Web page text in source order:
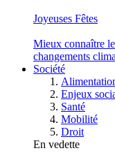
Joyeuses Fêtes
Mieux connaître
changements
Société
Enjeux
Santé
Mobilité
Droit
En vedette